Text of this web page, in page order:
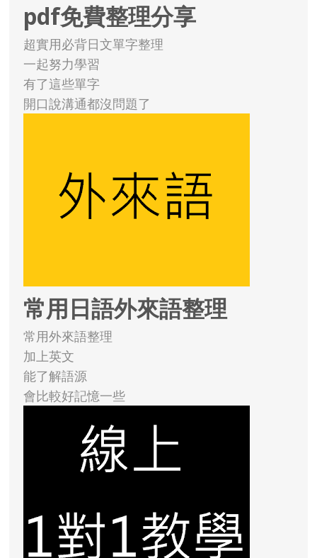
pdf免費整理分享
超實用必背日文單字整理
一起努力學習
有了這些單字
開口說溝通都沒問題了
常用日語外來語整理
常用外來語整理
加上英文
能了解語源
會比較好記憶一些